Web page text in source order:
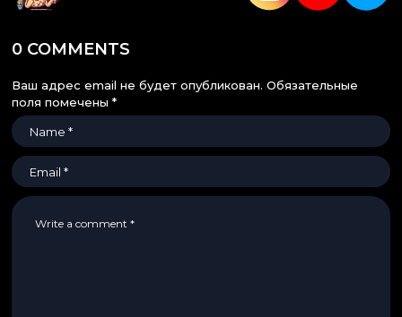
0 COMMENTS
Ваш адрес email не будет опубликован. Обязательные
поля помечены *